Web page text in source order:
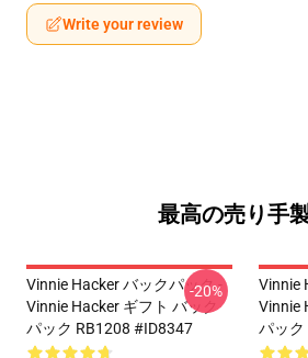
Write your review
最高の売り手
Vinnie Hacker バックパック -
Vinnie Hacker ギフト バック
パック RB1208 #ID8347
-20%
Vinnie
Vinnie
パック